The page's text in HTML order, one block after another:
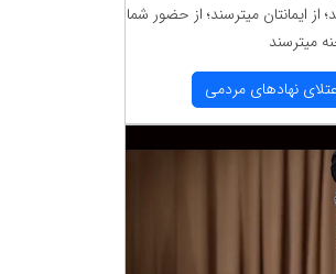
از ایمانتان میترسند؛ از حضور شما
میترسند
نهادهای مردمی